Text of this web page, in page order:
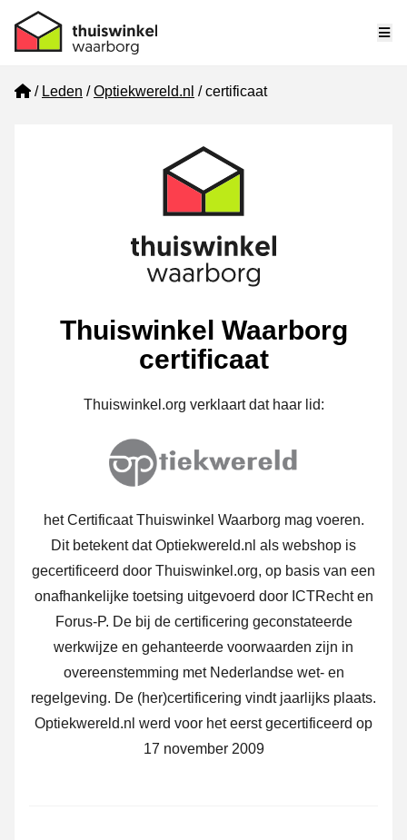
Home
Leden Optiekwereld.nl certificaat
Thuiswinkel Waarborg
certificaat
Thuiswinkel.org verklaart dat haar lid:
het Certificaat Thuiswinkel Waarborg mag voeren.
Dit betekent dat Optiekwereld.nl als webshop is
gecertificeerd door Thuiswinkel.org, op basis van een
onafhankelijke toetsing uitgevoerd door ICTRecht en
Forus-P. De bij de certificering geconstateerde
werkwijze en gehanteerde voorwaarden zijn in
overeenstemming met Nederlandse wet- en
regelgeving. De (her)certificering vindt jaarlijks plaats.
Optiekwereld.nl werd voor het eerst gecertificeerd op
17 november 2009